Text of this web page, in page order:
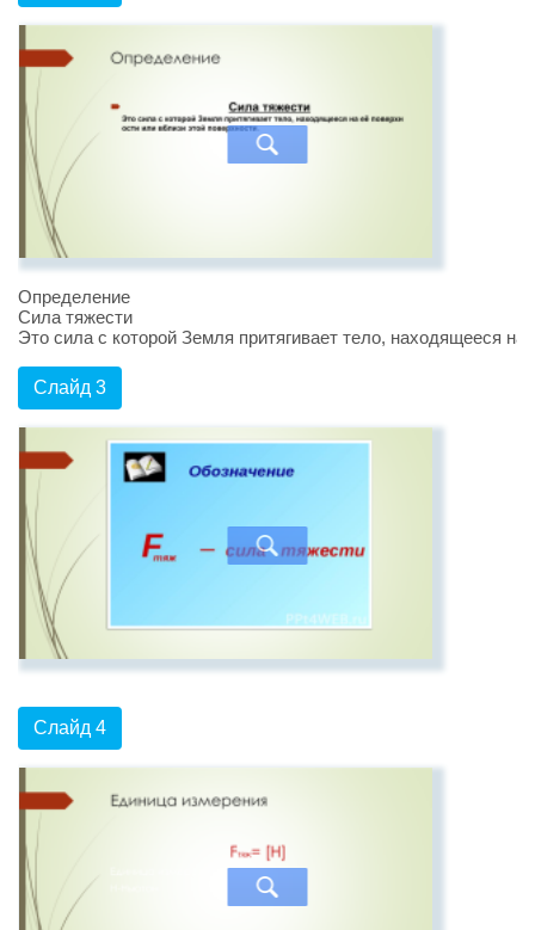
Определение
Сила тяжести
Это сила с которой Земля притягивает тело, находящееся на
Слайд 3
Слайд 4